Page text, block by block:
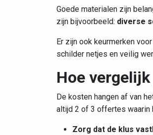
Goede materialen zijn
zijn bijvoorbeeld: diverse
Er zijn ook keurmerken
schilder netjes en veilig
Hoe
De kosten hangen af van
altijd 2 of 3 offertes waarin
Zorg dat de klus